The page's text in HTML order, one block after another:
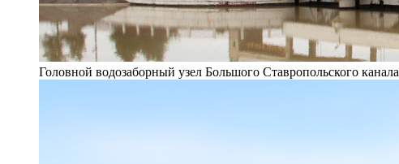
Головной водозаборный узел Большого Ставропольского канала